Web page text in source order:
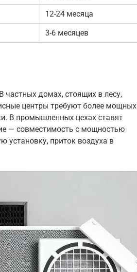
12-24 месяца
3-6 месяцев
частных домах, стоящих в лесу,
центры требуют более мощных
В промышленных цехах ставят
— совместимость с мощностью
установку, приток воздуха в